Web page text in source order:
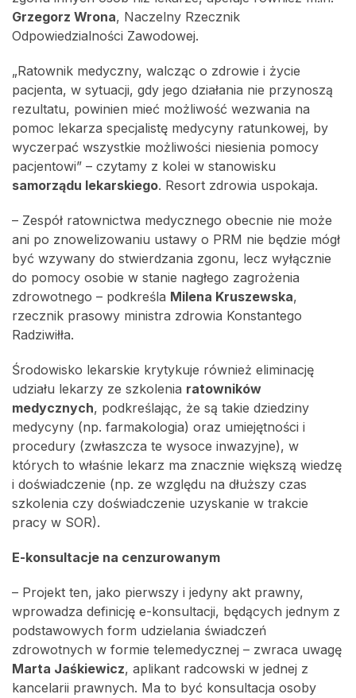
Grzegorz Wrona, Naczelny Rzecznik
Odpowiedzialności Zawodowej.
„Ratownik medyczny, walcząc o zdrowie i życie
pacjenta, w sytuacji, gdy jego działania nie przynoszą
rezultatu, powinien mieć możliwość wezwania na
pomoc lekarza specjalistę medycyny ratunkowej, by
wyczerpać wszystkie możliwości niesienia pomocy
pacjentowi” – czytamy z kolei w stanowisku
samorządu lekarskiego. Resort zdrowia uspokaja.
– Zespół ratownictwa medycznego obecnie nie może
ani po znowelizowaniu ustawy o PRM nie będzie mógł
być wzywany do stwierdzania zgonu, lecz wyłącznie
do pomocy osobie w stanie nagłego zagrożenia
zdrowotnego – podkreśla Milena Kruszewska,
rzecznik prasowy ministra zdrowia Konstantego
Radziwiłła.
Środowisko lekarskie krytykuje również eliminację
udziału lekarzy ze szkolenia ratowników
medycznych, podkreślając, że są takie dziedziny
medycyny (np. farmakologia) oraz umiejętności i
procedury (zwłaszcza te wysoce inwazyjne), w
których to właśnie lekarz ma znacznie większą wiedzę
i doświadczenie (np. ze względu na dłuższy czas
szkolenia czy doświadczenie uzyskanie w trakcie
pracy w SOR).
E-konsultacje na cenzurowanym
– Projekt ten, jako pierwszy i jedyny akt prawny,
wprowadza definicję e-konsultacji, będących jednym z
podstawowych form udzielania świadczeń
zdrowotnych w formie telemedycznej – zwraca uwagę
Marta Jaśkiewicz, aplikant radcowski w jednej z
kancelarii prawnych. Ma to być konsultacja osoby